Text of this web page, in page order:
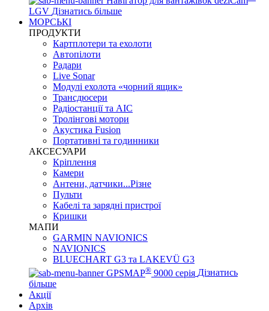
LGV Дізнатись більше
МОРСЬКІ
ПРОДУКТИ
Картплотери та ехолоти
Автопілоти
Радари
Live Sonar
Модулі ехолота «чорний ящик»
Трансдюсери
Радіостанції та АІС
Тролінгові мотори
Акустика Fusion
Портативні та годинники
АКСЕСУАРИ
Кріплення
Камери
Антени, датчики...Різне
Пульти
Кабелі та зарядні пристрої
Кришки
МАПИ
GARMIN NAVIONICS
NAVIONICS
BLUECHART G3 та LAKEVÜ G3
GPSMAP® 9000 серія Дізнатись
більше
Акції
Архів